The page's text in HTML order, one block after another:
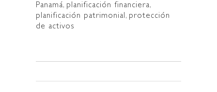
Panamá, planificación financiera,
planificación patrimonial, protección
de activos